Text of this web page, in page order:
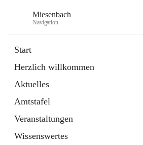
Miesenbach
Navigation
Start
Herzlich willkommen
Aktuelles
Amtstafel
Veranstaltungen
Wissenswertes
Externe Webseite
in
Tab
Region Schneebergland
Externe Webseite
öffnet
in
neuem
Tab